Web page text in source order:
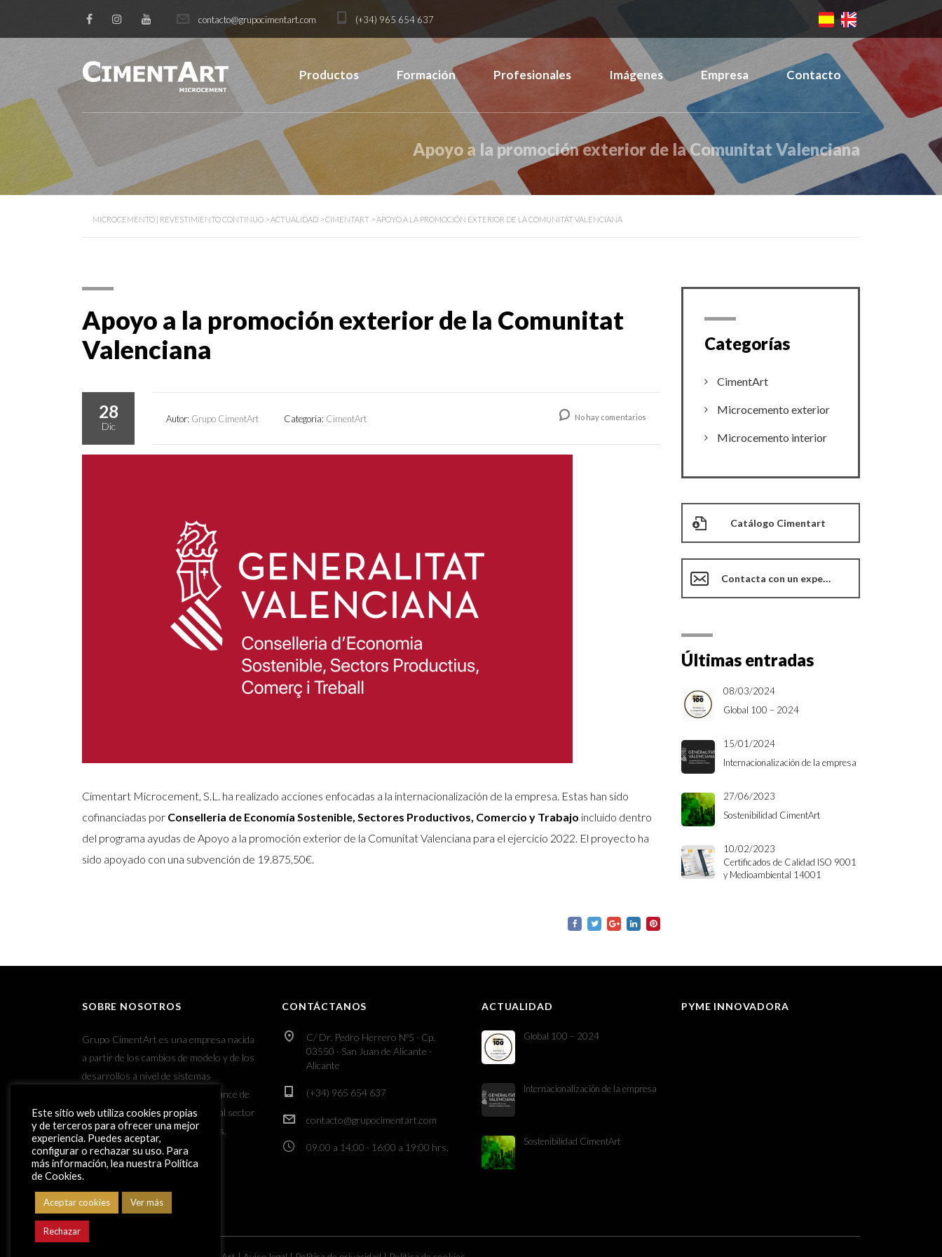
contacto@grupocimentart.com (+34) 965 654 637
Productos Formación Profesionales Imágenes Empresa Contacto
Apoyo a la promoción exterior de la Comunitat Valenciana
MICROCEMENTO | REVESTIMIENTO CONTINUO >ACTUALIDAD >CIMENTART >APOYO A LA PROMOCIÓN EXTERIOR DE LA COMUNITAT VALENCIANA
Apoyo a la promoción exterior de la Comunitat
Valenciana
28
Dic
Autor: Grupo CimentArt Categoría: CimentArt No hay comentarios
Cimentart Microcement, S.L. ha realizado acciones enfocadas a la internacionalización de la empresa. Estas han sido
cofinanciadas por Conselleria de Economía Sostenible, Sectores Productivos, Comercio y Trabajo incluido dentro
del programa ayudas de Apoyo a la promoción exterior de la Comunitat Valenciana para el ejercicio 2022. El proyecto ha
sido apoyado con una subvención de 19.875,50€.
Categorías
CimentArt
Microcemento exterior
Microcemento interior
Catálogo Cimentart
Contacta con un experto
Últimas entradas
Global 100 – 2024
08/03/2024
Internacionalización de la empresa
15/01/2024
Sostenibilidad CimentArt
27/06/2023
Certificados de Calidad ISO 9001
y Medioambiental 14001
10/02/2023
SOBRE NOSOTROS
Grupo CimentArt es una empresa nacida
a partir de los cambios de modelo y de los
desarrollos a nivel de sistemas
constructivos y de diseño y el avance de
las nuevas tecnologías aplicadas al sector
de los revestimientos decorativos.
CONTÁCTANOS
C/ Dr. Pedro Herrero Nº5 · Cp.
03550 · San Juan de Alicante ·
Alicante
(+34) 965 654 637
contacto@grupocimentart.com
09.00 a 14:00 · 16:00 a 19:00 hrs.
ACTUALIDAD
Global 100 – 2024
Internacionalización de la empresa
Sostenibilidad CimentArt
PYME INNOVADORA
Este sitio web utiliza cookies propias
y de terceros para ofrecer una mejor
experiencia. Puedes aceptar,
configurar o rechazar su uso. Para
más información, lea nuestra Política
de Cookies.
Aceptar cookies Ver más
Rechazar